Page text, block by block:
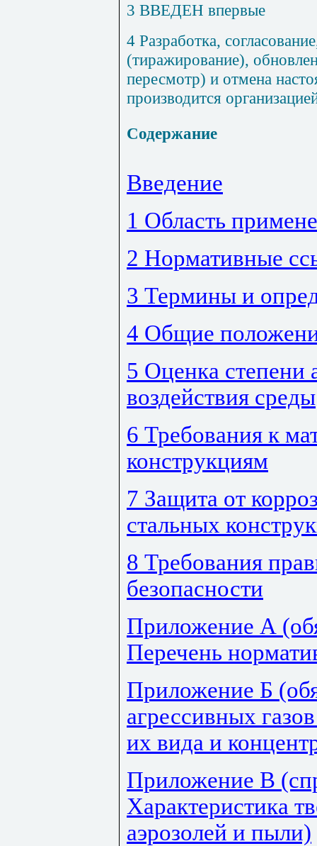
3 ВВЕДЕН впервые
4 Разработка,
(тиражирование),
пересмотр) и отмена
производится
Содержание
Введение
1 Область
2 Нормативные
3 Термины и
4 Общие
5 Оценка степени
воздействия среды
6 Требования к
конструкциям
7 Защита от
стальных
8 Требования
безопасности
Приложение А
Перечень
Приложение Б
агрессивных
их вида и
Приложение В
Характеристика
аэрозолей и пыли)